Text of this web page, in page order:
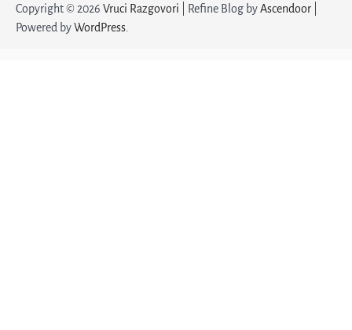
Žena sa stilom
Copyright © 2026 Vruci Razgovori | Refine Blog byAscendoor
Powered byWordPress.